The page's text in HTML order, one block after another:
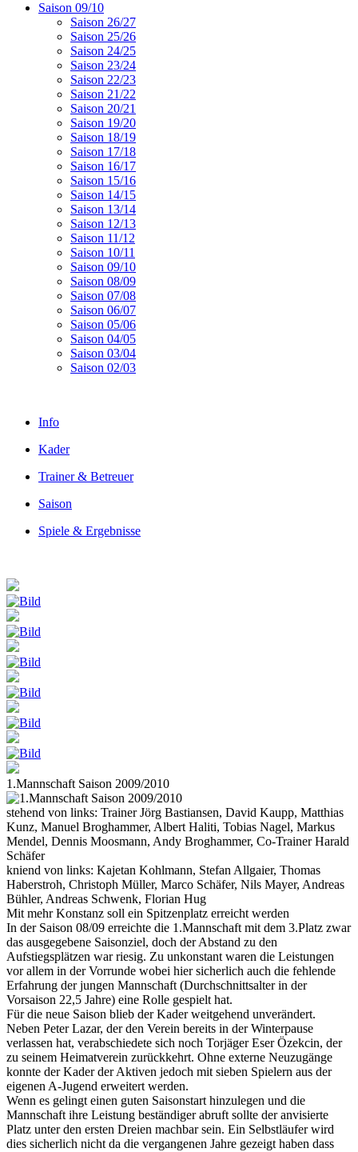
Saison 09/10
Saison 26/27
Saison 25/26
Saison 24/25
Saison 23/24
Saison 22/23
Saison 21/22
Saison 20/21
Saison 19/20
Saison 18/19
Saison 17/18
Saison 16/17
Saison 15/16
Saison 14/15
Saison 13/14
Saison 12/13
Saison 11/12
Saison 10/11
Saison 09/10
Saison 08/09
Saison 07/08
Saison 06/07
Saison 05/06
Saison 04/05
Saison 03/04
Saison 02/03
Info
Kader
Trainer & Betreuer
Saison
Spiele & Ergebnisse
1.Mannschaft Saison 2009/2010
stehend von links: Trainer Jörg Bastiansen, David Kaupp, Matthias
Kunz, Manuel Broghammer, Albert Haliti, Tobias Nagel, Markus
Mendel, Dennis Moosmann, Andy Broghammer, Co-Trainer Harald
Schäfer
kniend von links: Kajetan Kohlmann, Stefan Allgaier, Thomas
Haberstroh, Christoph Müller, Marco Schäfer, Nils Mayer, Andreas
Bühler, Andreas Schwenk, Florian Hug
Mit mehr Konstanz soll ein Spitzenplatz erreicht werden
In der Saison 08/09 erreichte die 1.Mannschaft mit dem 3.Platz zwar
das ausgegebene Saisonziel, doch der Abstand zu den
Aufstiegsplätzen war riesig. Zu unkonstant waren die Leistungen
vor allem in der Vorrunde wobei hier sicherlich auch die fehlende
Erfahrung der jungen Mannschaft (Durchschnittsalter in der
Vorsaison 22,5 Jahre) eine Rolle gespielt hat.
Für die neue Saison blieb der Kader weitgehend unverändert.
Neben Peter Lazar, der den Verein bereits in der Winterpause
verlassen hat, verabschiedete sich noch Torjäger Eser Özekcin, der
zu seinem Heimatverein zurückkehrt. Ohne externe Neuzugänge
konnte der Kader der Aktiven jedoch mit sieben Spielern aus der
eigenen A-Jugend erweitert werden.
Wenn es gelingt einen guten Saisonstart hinzulegen und die
Mannschaft ihre Leistung beständiger abruft sollte der anvisierte
Platz unter den ersten Dreien machbar sein. Ein Selbstläufer wird
dies sicherlich nicht da die vergangenen Jahre gezeigt haben dass